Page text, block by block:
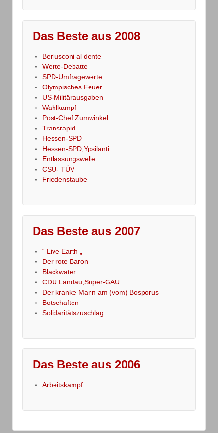
Das Beste aus 2008
Berlusconi al dente
Werte-Debatte
SPD-Umfragewerte
Olympisches Feuer
US-Militärausgaben
Wahlkampf
Post-Chef Zumwinkel
Transrapid
Hessen-SPD
Hessen-SPD,Ypsilanti
Entlassungswelle
CSU- TÜV
Friedenstaube
Das Beste aus 2007
“ Live Earth „
Der rote Baron
Blackwater
CDU Landau,Super-GAU
Der kranke Mann am (vom) Bosporus
Botschaften
Solidaritätszuschlag
Das Beste aus 2006
Arbeitskampf